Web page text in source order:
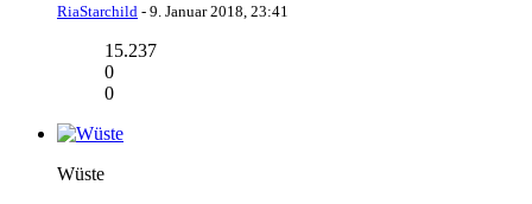
RiaStarchild - 9. Januar 2018, 23:41
15.237
0
0
Wüste